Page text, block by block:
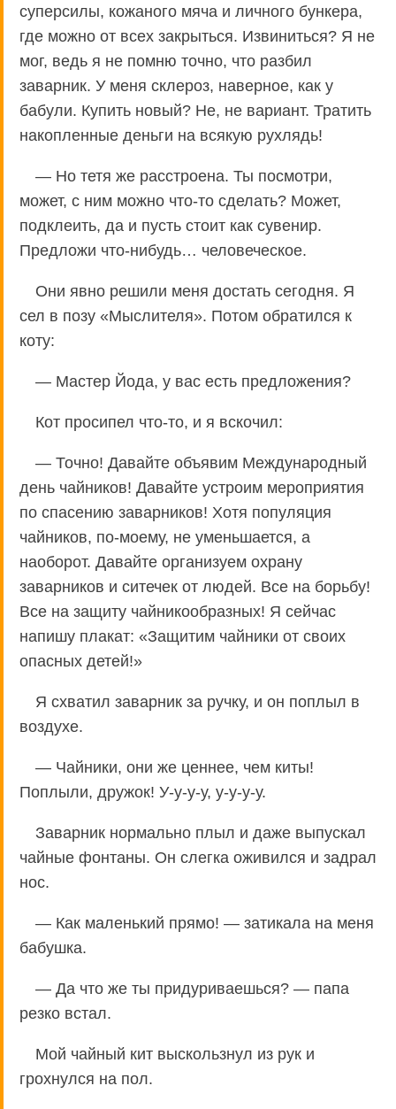
суперсилы, кожаного мяча и личного бункера,
где можно от всех закрыться. Извиниться? Я не
мог, ведь я не помню точно, что разбил
заварник. У меня склероз, наверное, как у
бабули. Купить новый? Не, не вариант. Тратить
накопленные деньги на всякую рухлядь!
— Но тетя же расстроена. Ты посмотри,
может, с ним можно что-то сделать? Может,
подклеить, да и пусть стоит как сувенир.
Предложи что-нибудь… человеческое.
Они явно решили меня достать сегодня. Я
сел в позу «Мыслителя». Потом обратился к
коту:
— Мастер Йода, у вас есть предложения?
Кот просипел что-то, и я вскочил:
— Точно! Давайте объявим Международный
день чайников! Давайте устроим мероприятия
по спасению заварников! Хотя популяция
чайников, по-моему, не уменьшается, а
наоборот. Давайте организуем охрану
заварников и ситечек от людей. Все на борьбу!
Все на защиту чайникообразных! Я сейчас
напишу плакат: «Защитим чайники от своих
опасных детей!»
Я схватил заварник за ручку, и он поплыл в
воздухе.
— Чайники, они же ценнее, чем киты!
Поплыли, дружок! У-у-у-у, у-у-у-у.
Заварник нормально плыл и даже выпускал
чайные фонтаны. Он слегка оживился и задрал
нос.
— Как маленький прямо! — затикала на меня
бабушка.
— Да что же ты придуриваешься? — папа
резко встал.
Мой чайный кит выскользнул из рук и
грохнулся на пол.